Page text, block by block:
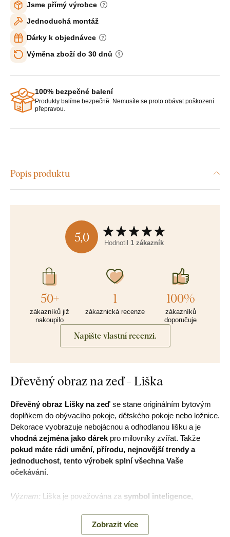
Jsme přímý výrobce
Jednoduchá montáž
Dárky k objednávce
Výměna zboží do 30 dnů
100% bezpečné balení
Produkty balíme bezpečně. Nemusíte se proto obávat poškození
přepravou.
Popis produktu
5,0 Hodnotil 1 zákazník
50+
zákazníků již
nakoupilo
1
zákaznická recenze
100%
zákazníků
doporučuje
Napište vlastní recenzi.
Dřevěný obraz na zeď - Liška
Dřevěný obraz Lišky na zeď se stane originálním bytovým
doplňkem do obývacího pokoje, dětského pokoje nebo ložnice.
Dekorace vyobrazuje nebojácnou a odhodlanou lišku a je
vhodná zejména jako dárek pro milovníky zvířat. Takže
pokud máte rádi umění, přírodu, nejnovější trendy a
jednoduchost, tento výrobek splní všechna Vaše
očekávání.
Význam: Liška je považována za symbol inteligence,
Zobrazit více